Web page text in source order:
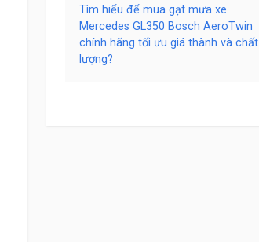
Tìm hiểu để mua gạt mưa xe
Mercedes GL350 Bosch AeroTwin
chính hãng tối ưu giá thành và chất
lượng?